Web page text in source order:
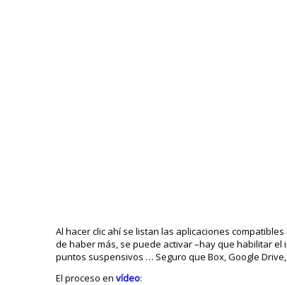
Al hacer clic ahí se listan las aplicaciones
de haber más, se puede activar –hay que habilitar
puntos suspensivos … Seguro que Box, Google
El proceso envídeo: